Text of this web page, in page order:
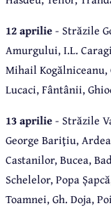
12 aprilie- Străzile
Amurgului, I.L.
Mihail
Lucaci, Fântânii,
13 aprilie- Străzile
George Bariţiu,
Castanilor, Bucea,
Schelelor, Popa
Toamnei, Gh. Doja,